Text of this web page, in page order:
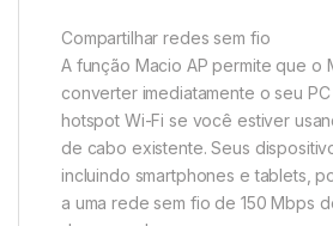
Compartilhar redes sem fio
A função Macio AP permite que o
converter imediatamente o seu
hotspot Wi-Fi se você estiver
de cabo existente. Seus
incluindo smartphones e tablets,
a uma rede sem fio de 150 Mbps